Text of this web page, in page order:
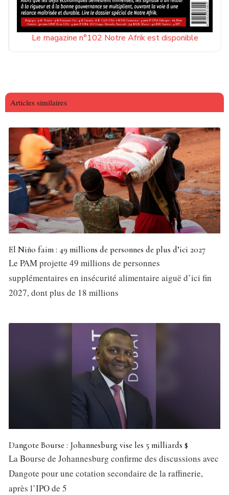
Le magazine n°102 Notre Afrik est disponible
Articles similaires
El Niño faim : 49 millions de personnes de plus d’ici 2027
Le PAM projette 49 millions de personnes
supplémentaires en insécurité alimentaire aiguë d’ici fin
2027, dont plus de 18 millions
Dangote Bourse : Johannesburg vise les 5 milliards $
La Bourse de Johannesburg confirme des discussions avec
Dangote pour une cotation secondaire de la raffinerie,
après l’IPO de 5